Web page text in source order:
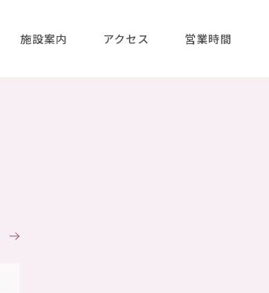
施設案内 アクセス 営業時間